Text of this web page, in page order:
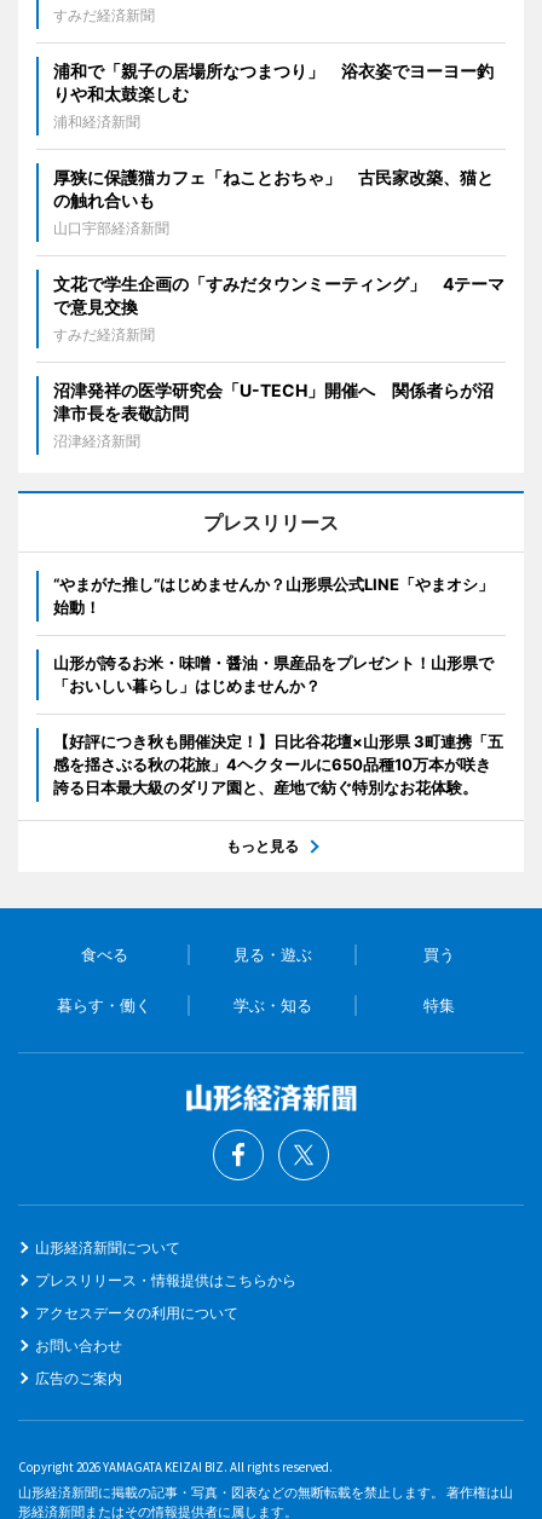
すみだ経済新聞
浦和で「親子の居場所なつまつり」 浴衣姿でヨーヨー釣
りや和太鼓楽しむ
浦和経済新聞
厚狭に保護猫カフェ「ねことおちゃ」 古民家改築、猫と
の触れ合いも
山口宇部経済新聞
文花で学生企画の「すみだタウンミーティング」 4テーマ
で意見交換
すみだ経済新聞
沼津発祥の医学研究会「U-TECH」開催へ 関係者らが沼
津市長を表敬訪問
沼津経済新聞
プレスリリース
“やまがた推し“はじめませんか？山形県公式LINE「やまオシ」
始動！
山形が誇るお米・味噌・醤油・県産品をプレゼント！山形県で
「おいしい暮らし」はじめませんか？
【好評につき秋も開催決定！】日比谷花壇×山形県 3町連携「五
感を揺さぶる秋の花旅」4ヘクタールに650品種10万本が咲き
誇る日本最大級のダリア園と、産地で紡ぐ特別なお花体験。
もっと見る
食べる 見る・遊ぶ 買う
暮らす・働く 学ぶ・知る 特集
山形経済新聞について
プレスリリース・情報提供はこちらから
アクセスデータの利用について
お問い合わせ
広告のご案内
Copyright 2026 YAMAGATA KEIZAI BIZ. All rights reserved.
山形経済新聞に掲載の記事・写真・図表などの無断転載を禁止します。 著作権は山
形経済新聞またはその情報提供者に属します。